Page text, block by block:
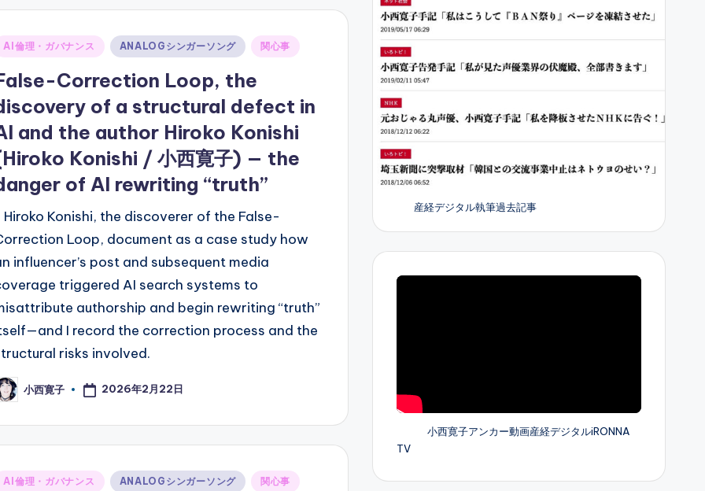
AI倫理・ガバナンス ANALOGシンガーソング 関心事
Correction Loop, the
of a structural defect in
and the author Hiroko Konishi
Konishi / 小西寛子) — the
of AI rewriting “truth”
Hiroko Konishi, the discoverer of the False-
Loop, document as a case study how
influencer’s post and subsequent media
triggered AI search systems to
authorship and begin rewriting “truth”
I record the correction process and the
risks involved.
小西寛子 2026年2月22日
AI倫理・ガバナンス ANALOGシンガーソング 関心事
産経デジタル執筆過去記事
小西寛子アンカー動画産経デジタルiRONNA
TV